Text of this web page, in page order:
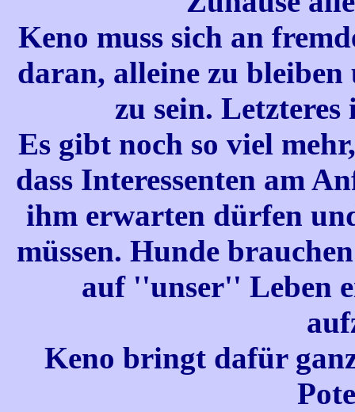
Keno muss sich an
daran, alleine zu bleiben
zu sein.
Es gibt noch so viel
dass Interessenten am
ihm erwarten dürfen
müssen. Hunde
auf ''unser'' Leben
Keno bringt dafür